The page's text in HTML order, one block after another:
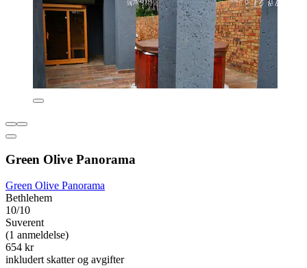
Green Olive Panorama
Green Olive Panorama
Bethlehem
10/10
Suverent
(1 anmeldelse)
654 kr
inkludert skatter og avgifter